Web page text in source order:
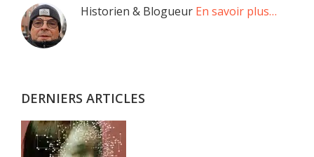
Barre
latérale
Historien & Blogueur En savoir plus…
DERNIERS ARTICLES